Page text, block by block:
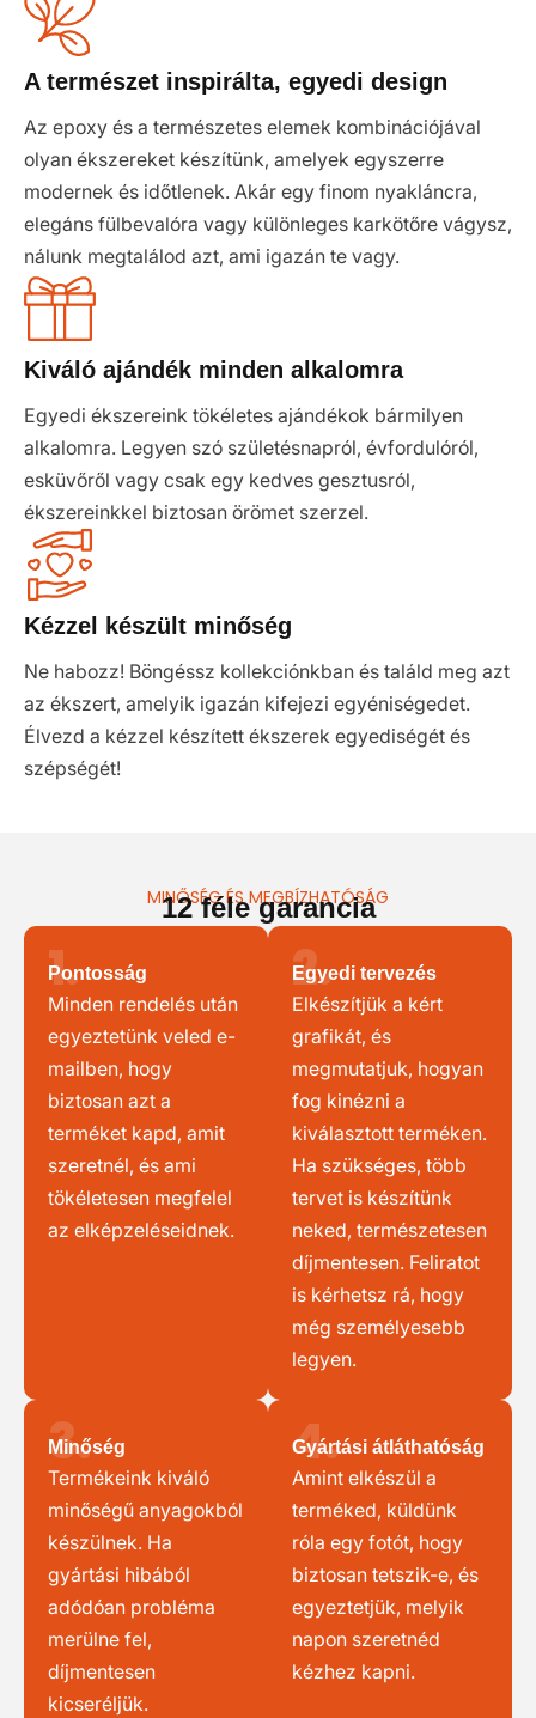
A természet inspirálta, egyedi design
Az epoxy és a természetes elemek kombinációjával
olyan ékszereket készítünk, amelyek egyszerre
modernek és időtlenek. Akár egy finom nyakláncra,
elegáns fülbevalóra vagy különleges karkötőre vágysz,
nálunk megtalálod azt, ami igazán te vagy.
Kiváló ajándék minden alkalomra
Egyedi ékszereink tökéletes ajándékok bármilyen
alkalomra. Legyen szó születésnapról, évfordulóról,
esküvőről vagy csak egy kedves gesztusról,
ékszereinkkel biztosan örömet szerzel.
Kézzel készült minőség
Ne habozz! Böngéssz kollekciónkban és találd meg azt
az ékszert, amelyik igazán kifejezi egyéniségedet.
Élvezd a kézzel készített ékszerek egyediségét és
szépségét!
MINŐSÉG ÉS MEGBÍZHATÓSÁG
12 féle garancia
1.
Pontosság
Minden rendelés után
egyeztetünk veled e-
mailben, hogy
biztosan azt a
terméket kapd, amit
szeretnél, és ami
tökéletesen megfelel
az elképzeléseidnek.
2.
Egyedi tervezés
Elkészítjük a kért
grafikát, és
megmutatjuk, hogyan
fog kinézni a
kiválasztott terméken.
Ha szükséges, több
tervet is készítünk
neked, természetesen
díjmentesen. Feliratot
is kérhetsz rá, hogy
még személyesebb
legyen.
3.
Minőség
Termékeink kiváló
minőségű anyagokból
készülnek. Ha
gyártási hibából
adódóan probléma
merülne fel,
díjmentesen
kicseréljük.
4.
Gyártási átláthatóság
Amint elkészül a
terméked, küldünk
róla egy fotót, hogy
biztosan tetszik-e, és
egyeztetjük, melyik
napon szeretnéd
kézhez kapni.